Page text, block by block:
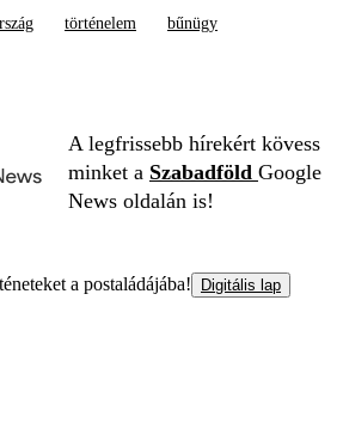
történelem bűnügy
A legfrissebb hírekért kövess
minket a Szabadföld Google
News oldalán is!
a postaládájába!
Digitális lap